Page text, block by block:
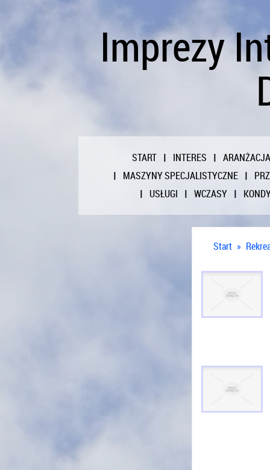
Imprezy
START INTERES
ARANŻACJA
MASZYNY SPECJALISTYCZNE
USŁUGI
WCZASY
Start »